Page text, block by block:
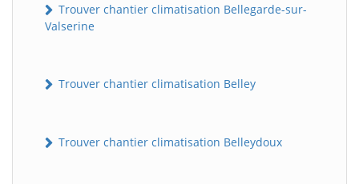
Trouver chantier climatisation Bellegarde-sur-
Valserine
Trouver chantier climatisation Belley
Trouver chantier climatisation Belleydoux